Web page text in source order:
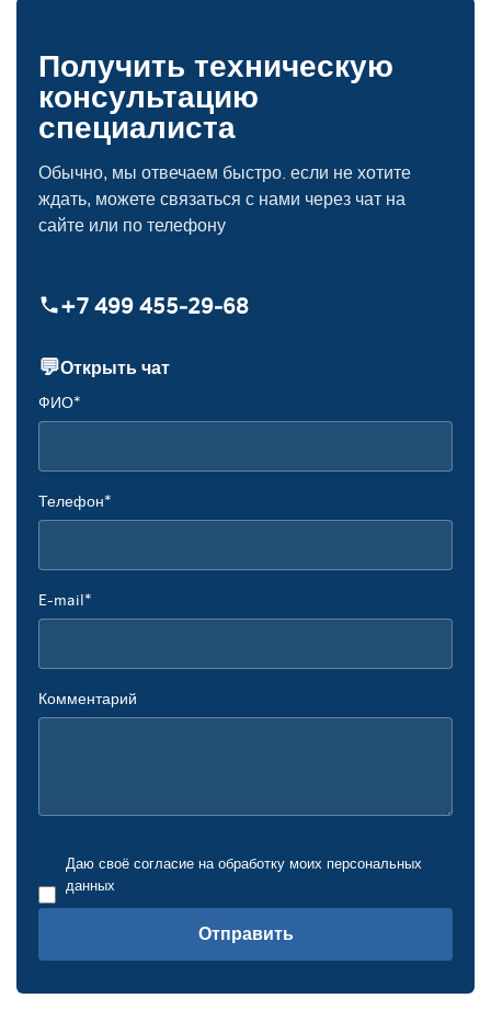
Получить техническую
консультацию
специалиста
Обычно, мы отвечаем быстро. если не хотите
ждать, можете связаться с нами через чат на
сайте или по телефону
+7 499 455‑29‑68
💬Открыть чат
ФИО*
Телефон*
E-mail*
Комментарий
Даю своё согласие на обработку моих персональных
данных
Отправить